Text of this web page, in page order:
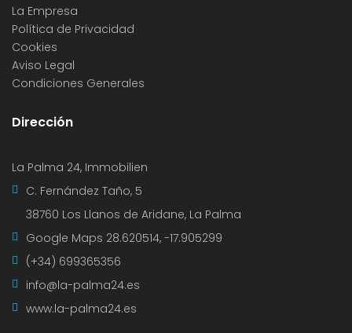
La Empresa
Política de Privacidad
Cookies
Aviso Legal
Condiciones Generales
Dirección
La Palma 24, Immobilien
C. Fernández Taño, 5
38760 Los Llanos de Aridane, La Palma
Google Maps 28.620514, -17.905299
(+34) 699365356
info@la-palma24.es
www.la-palma24.es